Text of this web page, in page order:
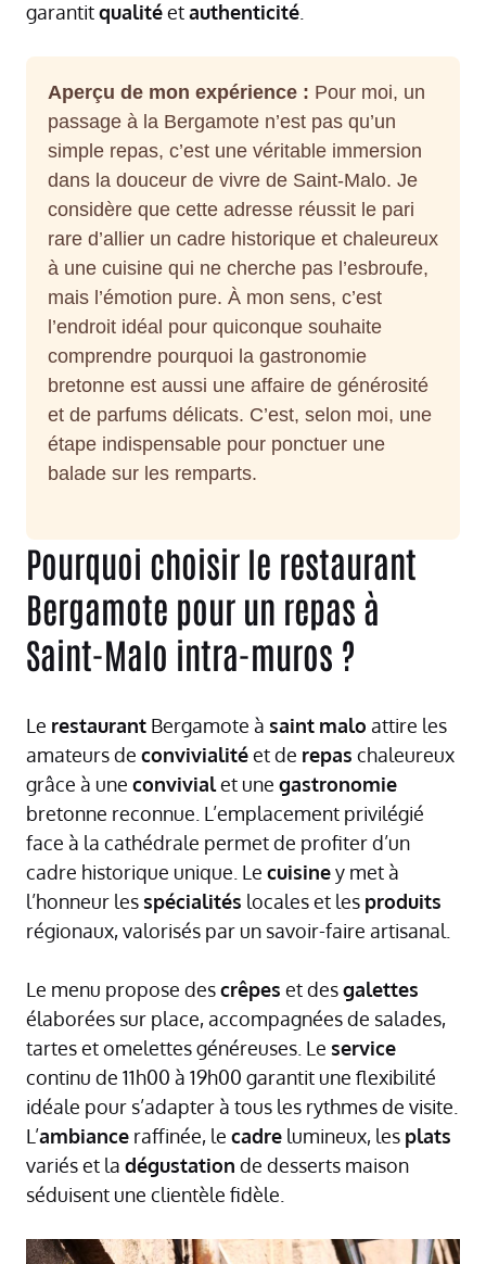
garantitqualitéetauthenticité
Aperçu de mon expérience : Pour moi, un
passage à la Bergamote n’est pas qu’un
simple repas, c’est une véritable immersion
dans la douceur de vivre de Saint-Malo. Je
considère que cette adresse réussit le pari
rare d’allier un cadre historique et chaleureux
à une cuisine qui ne cherche pas l’esbroufe,
mais l’émotion pure. À mon sens, c’est
l’endroit idéal pour quiconque souhaite
comprendre pourquoi la gastronomie
bretonne est aussi une affaire de générosité
et de parfums délicats. C’est, selon moi, une
étape indispensable pour ponctuer une
balade sur les remparts.
Pourquoi choisir le restaurant
Bergamote pour un repas à
Saint-Malo intra-muros ?
Le restaurant Bergamote à saint malo attire les
amateurs de convivialitéet de repas chaleureux
grâce à une convivialet une gastronomie
bretonne reconnue. L’emplacement privilégié
face à la cathédrale permet de profiter d’un
cadre historique unique. Le cuisiney met à
l’honneur les spécialités locales et les produits
régionaux, valorisés par un savoir-faire artisanal.
Le menu propose descrêpes et desgalettes
élaborées sur place, accompagnées de salades,
tartes et omelettes généreuses. Le service
continu de 11h00 à 19h00 garantit une flexibilité
idéale pour s’adapter à tous les rythmes de visite.
L’ambiance raffinée, le cadre lumineux, les plats
variés et la dégustation de desserts maison
séduisent une clientèle fidèle.